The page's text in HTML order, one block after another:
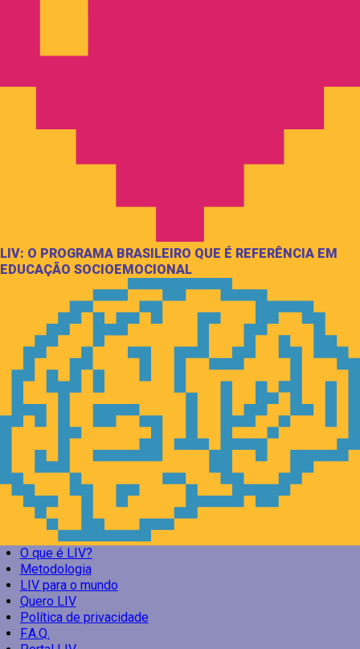
LIV: O PROGRAMA BRASILEIRO QUE É REFERÊNCIA EM
EDUCAÇÃO SOCIOEMOCIONAL
O que é LIV?
Metodologia
LIV para o mundo
Quero LIV
Política de privacidade
F.A.Q.